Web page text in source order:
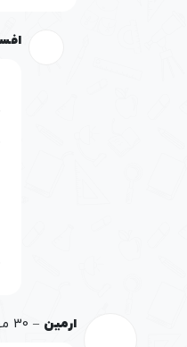
ارمین – 30 مهر, 1404